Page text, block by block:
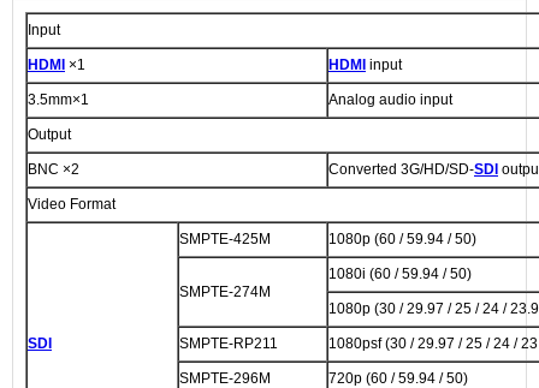
Input
HDMI ×1 HDMI input
3.5mm×1 Analog audio input
Output
BNC ×2 Converted 3G/HD/SD-SDI
Video Format
SDI
SMPTE-425M 1080p (60 / 59.94 / 50)
SMPTE-274M
1080i (60 / 59.94 / 50)
1080p (30 / 29.97 / 25 / 24 /
SMPTE-RP211 1080psf (30 / 29.97 / 25 / 24 /
SMPTE-296M 720p (60 / 59.94 / 50)